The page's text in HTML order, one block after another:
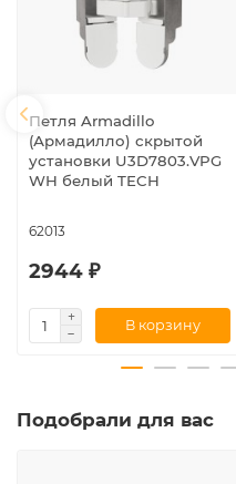
Петля Armadillo
(Армадилло) скрытой
установки U3D7803.VPG
WH белый TECH
62013
2944 ₽
В корзину
Подобрали для вас